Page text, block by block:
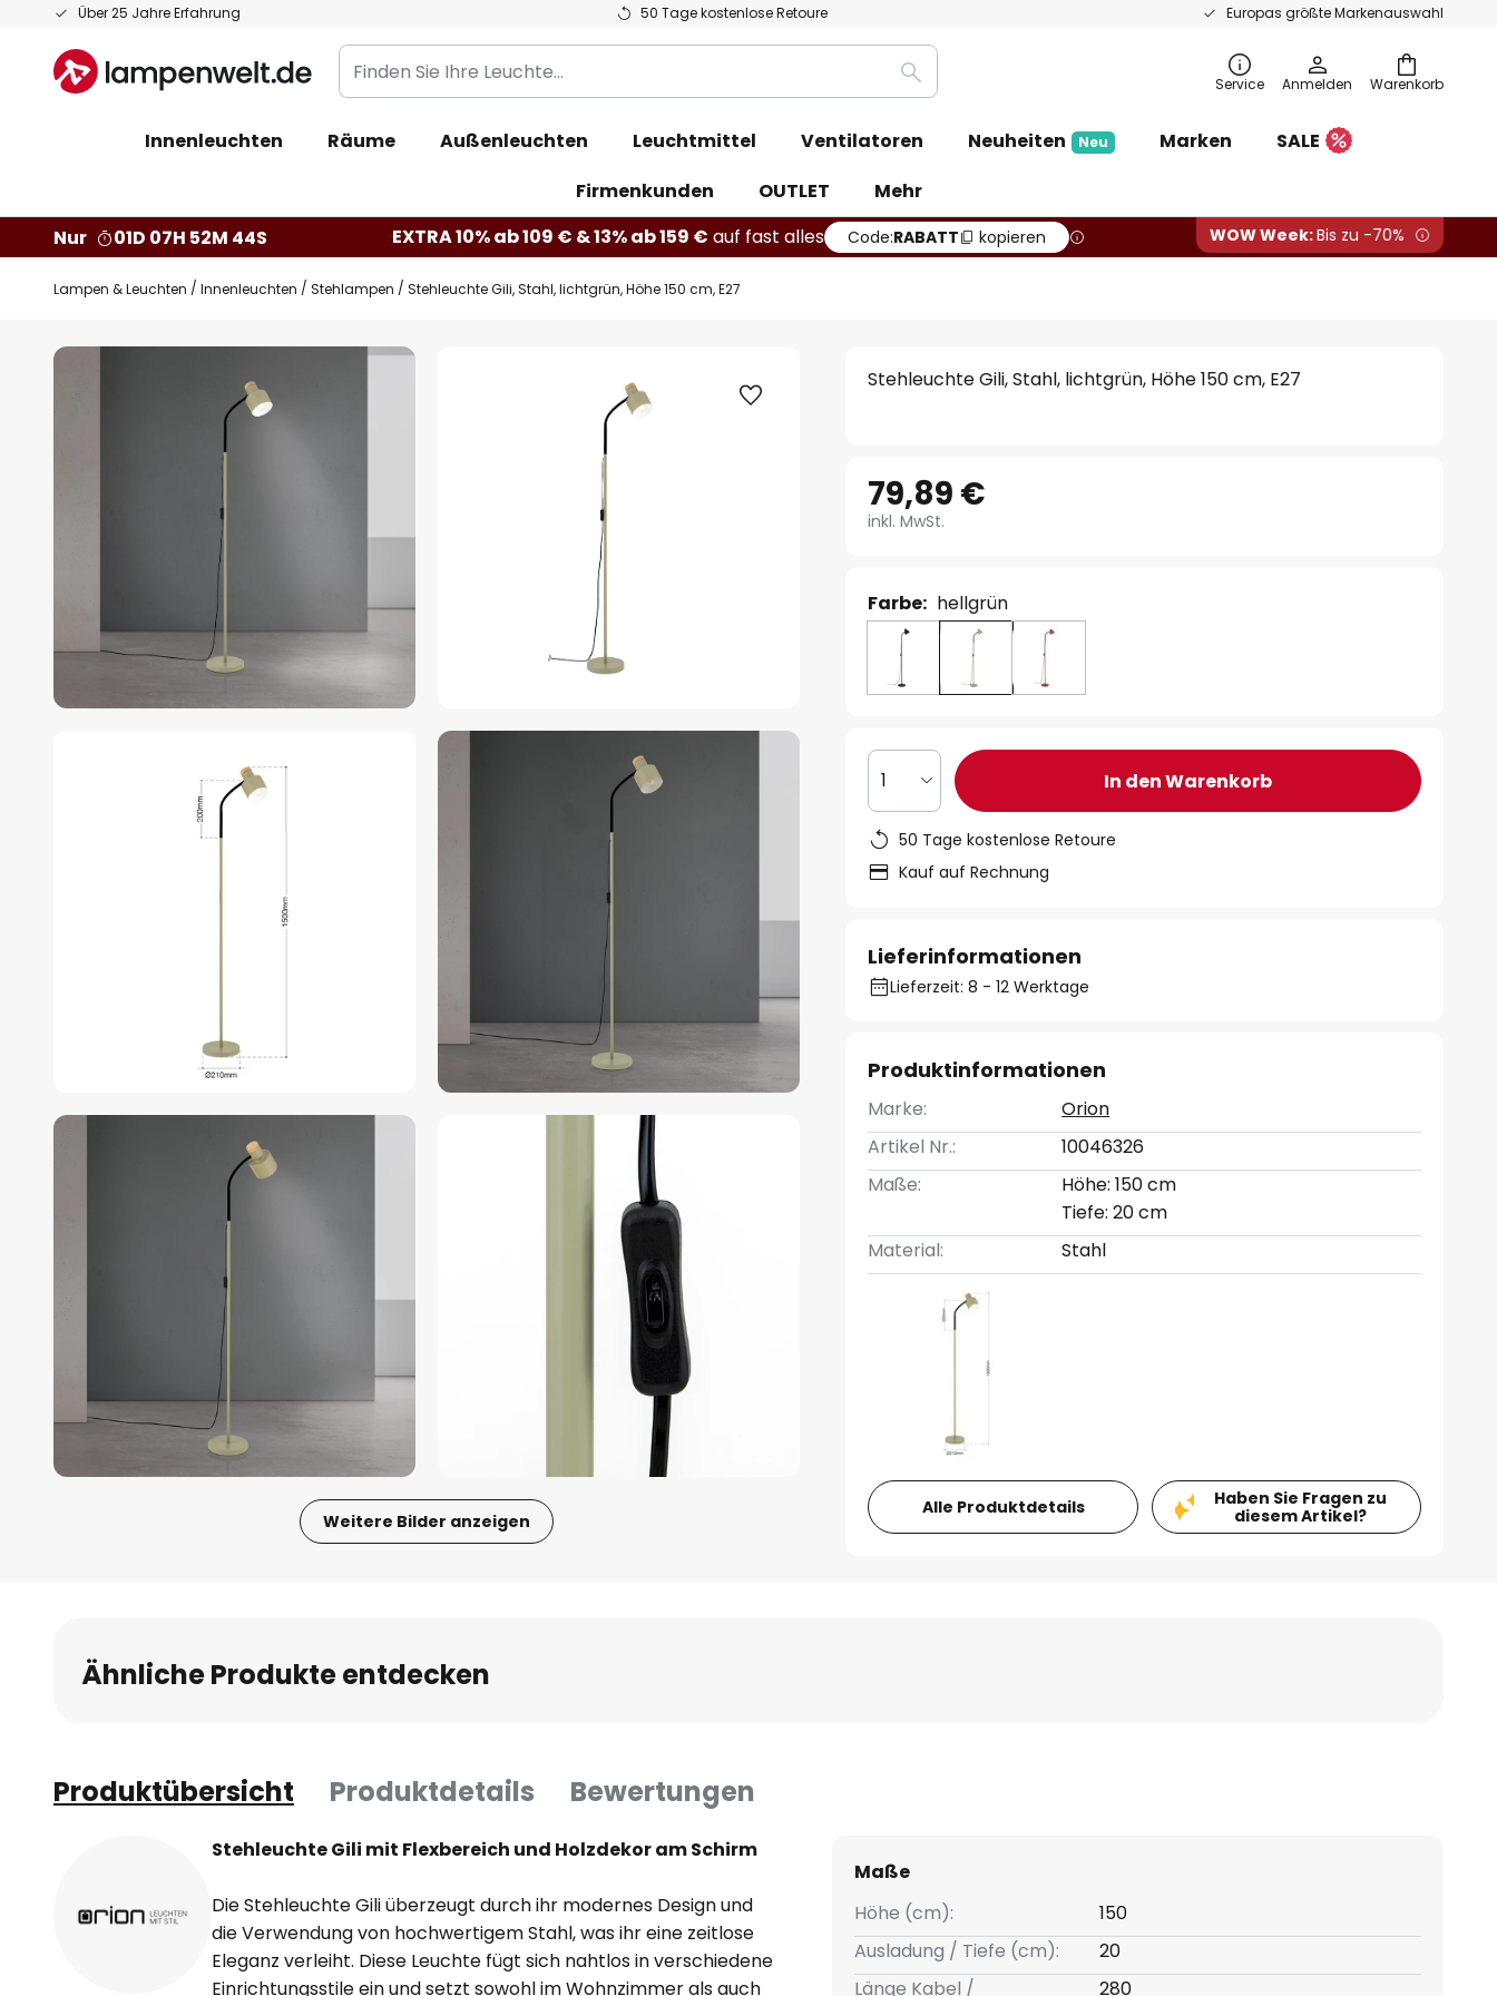
Über 25 Jahre Erfahrung 50 Tage kostenlose Retoure Europas größte Markenauswahl
Zum
springen
Warenkorb
Finden
Sie
Leuchte...
Suche Service Anmelden
Innenleuchten Räume Außenleuchten Leuchtmittel Ventilatoren Neuheiten Neu Marken
SALE
Firmenkunden
OUTLET
Mehr
Nur
01D 07H 52M 43S EXTRA 10% ab 109 € & 13% ab 159 € auf fast alles Code:RABATT kopieren WOW Week:Bis zu -70%
Lampen & Leuchten Innenleuchten Stehlampen Stehleuchte Gili, Stahl, lichtgrün, Höhe 150 cm, E27
Zum
Weitere Bilder anzeigen
springen
Stehleuchte Gili, Stahl, lichtgrün, Höhe 150 cm, E27
79,89 €
inkl. MwSt.
Farbe: hellgrün
1 In den Warenkorb
50 Tage kostenlose Retoure
Kauf auf Rechnung
Lieferinformationen
Lieferzeit: 8 - 12 Werktage
Produktinformationen
Marke:
Orion
Artikel Nr.:
10046326
Maße:
Höhe: 150 cm
Tiefe: 20 cm
Material:
Stahl
Alle Produktdetails
Haben Sie Fragen zu
diesem Artikel?
Ähnliche Produkte entdecken
Produktübersicht Produktdetails Bewertungen
Stehleuchte Gili mit Flexbereich und Holzdekor am Schirm
Die Stehleuchte Gili überzeugt durch ihr modernes Design und
die Verwendung von hochwertigem Stahl, was ihr eine zeitlose
Eleganz verleiht. Diese Leuchte fügt sich nahtlos in verschiedene
Einrichtungsstile ein und setzt sowohl im Wohnzimmer als auch
Maße
Höhe (cm):
150
Ausladung / Tiefe (cm):
20
Länge Kabel /
280